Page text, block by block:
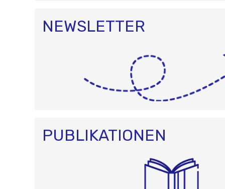
NEWSLETTER
PUBLIKATIONEN